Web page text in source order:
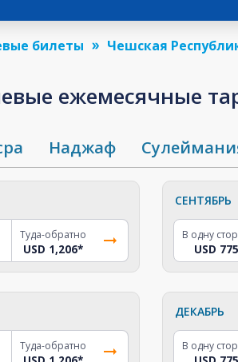
билеты Чешская
ежемесячные
Наджаф
Туда-обратно
USD 1,206*
СЕНТЯБРЬ
В одну
USD 775
Туда-обратно
ДЕКАБРЬ
В одну